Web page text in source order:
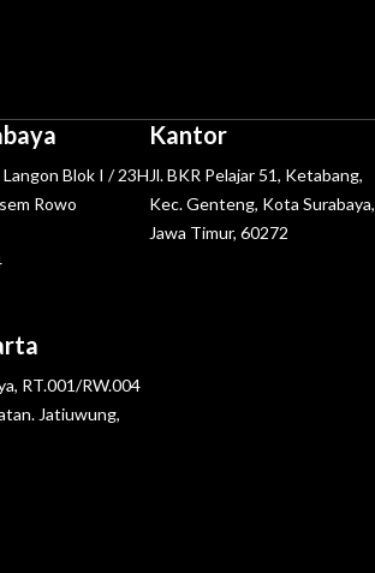
Langon Blok I / 23H
Rowo
RT.001/RW.004
Jatiuwung,
Kantor
Jl. BKR Pelajar 51, Ketabang,
Kec. Genteng, Kota Surabaya,
Jawa Timur, 60272